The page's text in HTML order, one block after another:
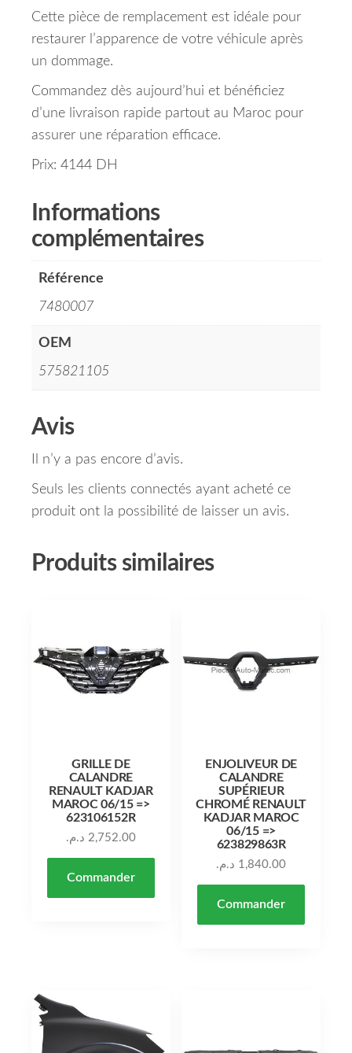
Cette pièce de remplacement est idéale pour
restaurer l’apparence de votre véhicule après
un dommage.
Commandez dès aujourd’hui et bénéficiez
d’une livraison rapide partout au Maroc pour
assurer une réparation efficace.
Prix: 4144 DH
Informations
complémentaires
Référence
7480007
OEM
575821105
Avis
Il n’y a pas encore d’avis.
Seuls les clients connectés ayant acheté ce
produit ont la possibilité de laisser un avis.
Produits similaires
GRILLE DE
CALANDRE
RENAULT KADJAR
MAROC 06/15 =>
623106152R
2,752.00 د.م.
Commander
ENJOLIVEUR DE
CALANDRE
SUPÉRIEUR
CHROMÉ RENAULT
KADJAR MAROC
06/15 =>
623829863R
1,840.00 د.م.
Commander